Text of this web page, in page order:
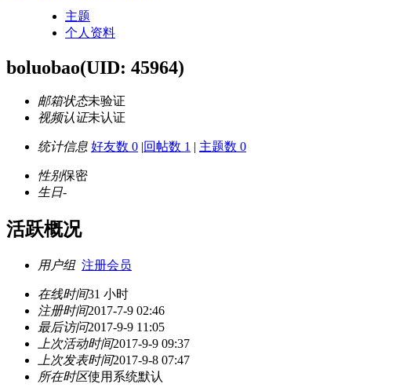
主题
个人资料
boluobao(UID: 45964)
邮箱状态未验证
视频认证未认证
统计信息 好友数 0 |回帖数 1 | 主题数 0
性别保密
生日-
活跃概况
用户组 注册会员
在线时间31 小时
注册时间2017-7-9 02:46
最后访问2017-9-9 11:05
上次活动时间2017-9-9 09:37
上次发表时间2017-9-8 07:47
所在时区使用系统默认